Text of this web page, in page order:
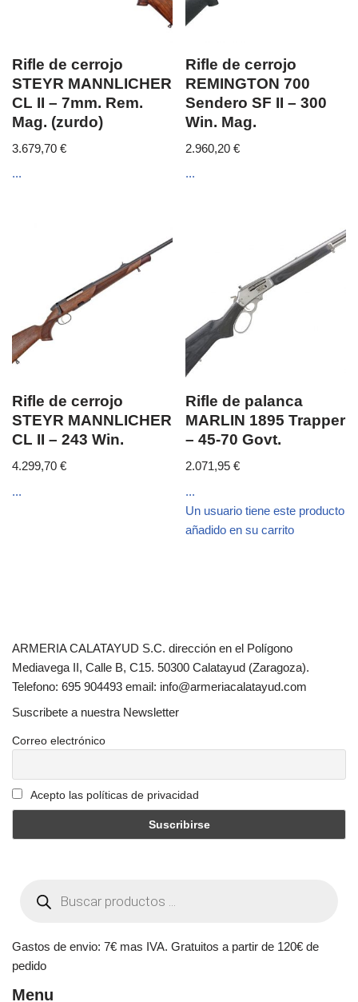
Rifle de cerrojo
STEYR MANNLICHER
CL II – 7mm. Rem.
Mag. (zurdo)
3.679,70 €
...
Rifle de cerrojo
REMINGTON 700
Sendero SF II – 300
Win. Mag.
2.960,20€
...
Rifle de cerrojo
STEYR MANNLICHER
CL II – 243 Win.
4.299,70 €
...
Rifle de palanca
MARLIN 1895 Trapper
– 45-70 Govt.
2.071,95€
...
Un usuario tiene este producto
añadido en su carrito
ARMERIA CALATAYUD S.C. dirección en el Polígono
Mediavega II, Calle B, C15. 50300 Calatayud (Zaragoza).
Telefono: 695 904493 email: info@armeriacalatayud.com
Suscribete a nuestra Newsletter
Correo electrónico
Acepto las políticas de privacidad
Gastos de envio: 7€ mas IVA. Gratuitos a partir de 120€ de
pedido
Menu